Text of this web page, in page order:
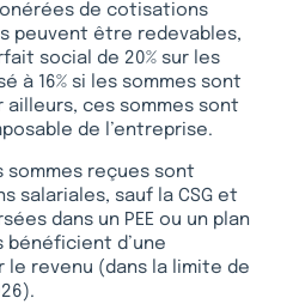
de cotisations
peuvent être redevables,
social de 20% sur les
à 16% si les sommes sont
ailleurs, ces sommes sont
de l’entreprise.
sommes reçues sont
salariales, sauf la CSG et
dans un PEE ou un plan
bénéficient d’une
le revenu (dans la limite de